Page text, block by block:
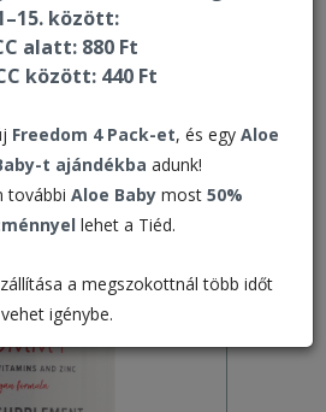
között:
alatt: 880 Ft
között: 440 Ft
Freedom 4 Pack-et, és egy Aloe
t ajándékba adunk!
további Aloe Baby most 50%
lehet a Tiéd.
a megszokottnál több időt
vehet igénybe.